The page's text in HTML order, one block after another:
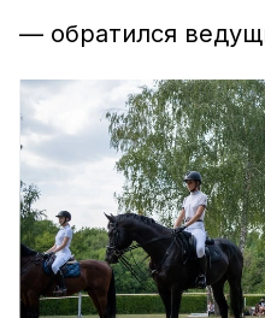
— обратился